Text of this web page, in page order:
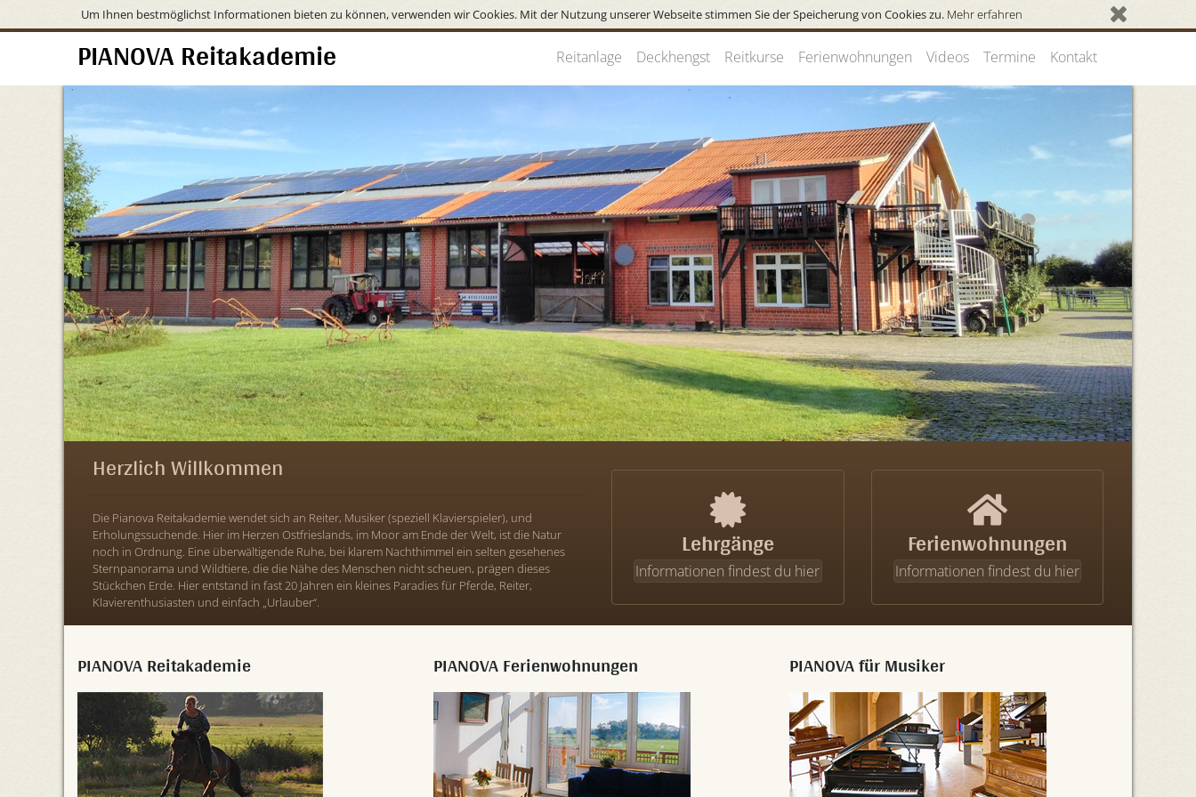
Um Ihnen bestmöglichst Informationen bieten zu können, verwenden wir Cookies. Mit der Nutzung unserer Webseite stimmen Sie der Speicherung von Cookies zu. Mehr erfahren
PIANOVA Reitakademie Reitanlage Deckhengst Reitkurse Ferienwohnungen Videos Termine Kontakt
Herzlich Willkommen
Die Pianova Reitakademie wendet sich an Reiter, Musiker (speziell Klavierspieler), und
Erholungssuchende. Hier im Herzen Ostfrieslands, im Moor am Ende der Welt, ist die Natur
noch in Ordnung. Eine überwältigende Ruhe, bei klarem Nachthimmel ein selten gesehenes
Sternpanorama und Wildtiere, die die Nähe des Menschen nicht scheuen, prägen dieses
Stückchen Erde. Hier entstand in fast 20 Jahren ein kleines Paradies für Pferde, Reiter,
Klavierenthusiasten und einfach „Urlauber“.
Lehrgänge
Informationen findest du hier
Ferienwohnungen
Informationen findest du hier
PIANOVA Reitakademie PIANOVA Ferienwohnungen PIANOVA für Musiker